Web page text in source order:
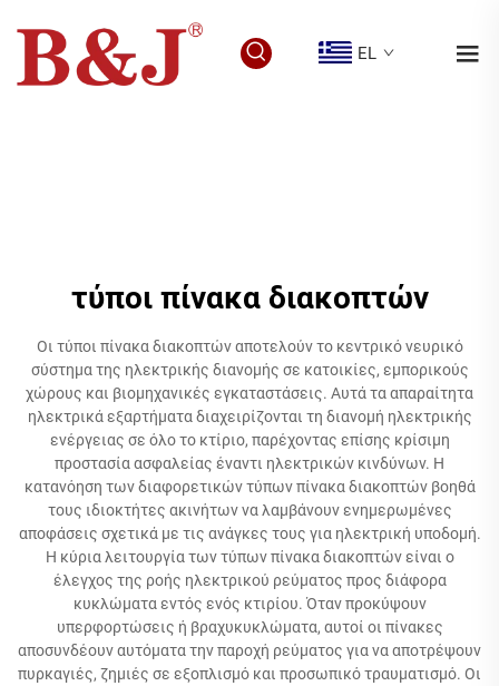
EL
τύποι πίνακα διακοπτών
Οι τύποι πίνακα διακοπτών αποτελούν το κεντρικό νευρικό
σύστημα της ηλεκτρικής διανομής σε κατοικίες, εμπορικούς
χώρους και βιομηχανικές εγκαταστάσεις. Αυτά τα απαραίτητα
ηλεκτρικά εξαρτήματα διαχειρίζονται τη διανομή ηλεκτρικής
ενέργειας σε όλο το κτίριο, παρέχοντας επίσης κρίσιμη
προστασία ασφαλείας έναντι ηλεκτρικών κινδύνων. Η
κατανόηση των διαφορετικών τύπων πίνακα διακοπτών βοηθά
τους ιδιοκτήτες ακινήτων να λαμβάνουν ενημερωμένες
αποφάσεις σχετικά με τις ανάγκες τους για ηλεκτρική υποδομή.
Η κύρια λειτουργία των τύπων πίνακα διακοπτών είναι ο
έλεγχος της ροής ηλεκτρικού ρεύματος προς διάφορα
κυκλώματα εντός ενός κτιρίου. Όταν προκύψουν
υπερφορτώσεις ή βραχυκυκλώματα, αυτοί οι πίνακες
αποσυνδέουν αυτόματα την παροχή ρεύματος για να αποτρέψουν
πυρκαγιές, ζημιές σε εξοπλισμό και προσωπικό τραυματισμό. Οι